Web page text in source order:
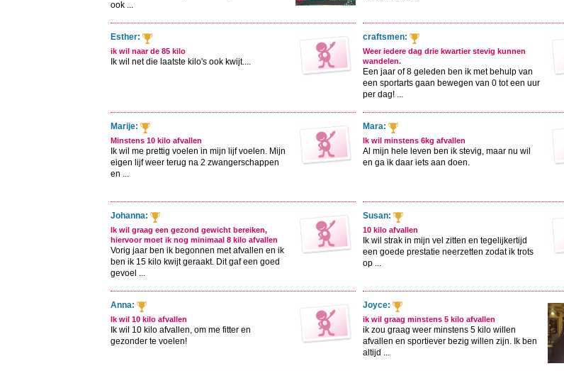
ook ...
Esther:
ik wil naar de 85 kilo
Ik wil net die laatste kilo's ook kwijt....
craftsmen:
Weer iedere dag drie kwartier stevig kunnen
wandelen.
Een jaar of 8 geleden ben ik met behulp van
een sportarts gaan bewegen van 0 tot een uur
per dag! ...
Marije:
Minstens 10 kilo afvallen
Ik wil me prettig voelen in mijn lijf voelen. Mijn
eigen lijf weer terug na 2 zwangerschappen
en ...
Mara:
Ik wil minstens 6kg afvallen
Al mijn hele leven ben ik stevig, maar nu wil
en ga ik daar iets aan doen.
Johanna:
Ik wil graag een gezond gewicht bereiken,
hiervoor moet ik nog minimaal 8 kilo afvallen
Vorig jaar ben ik begonnen met afvallen en ik
ben ik 15 kilo kwijt geraakt. Dit gaf een goed
gevoel ...
Susan:
10 kilo afvallen
Ik wil strak in mijn vel zitten en tegelijkertijd
een goede prestatie neerzetten zodat ik trots
op ...
Anna:
Ik wil 10 kilo afvallen
Ik wil 10 kilo afvallen, om me fitter en
gezonder te voelen!
Joyce:
ik wil graag minstens 5 kilo afvallen
ik zou graag weer minstens 5 kilo willen
afvallen en sportiever bezig willen zijn. Ik ben
altijd ...